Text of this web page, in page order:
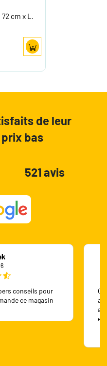
cm x L.
de leur
bas
521 avis
conseils pour
ce magasin